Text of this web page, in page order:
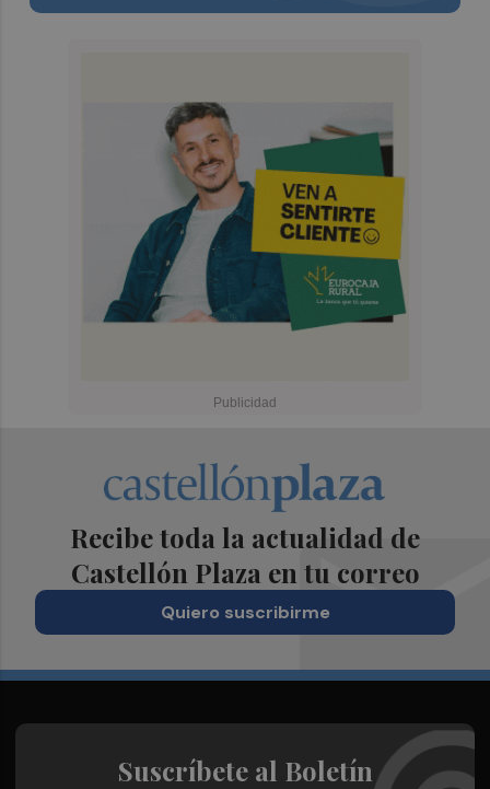
Recibe toda la actualidad de
Castellón Plaza en tu correo
Quiero suscribirme
Suscríbete al Boletín